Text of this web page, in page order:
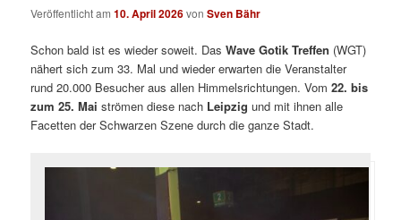
Veröffentlicht am10. April 2026vonSven Bähr
Schon bald ist es wieder soweit. DasWave Gotik Treffen (WGT)
nähert sich zum 33. Mal und wieder erwarten die Veranstalter
rund 20.000 Besucher aus allen Himmelsrichtungen. Vom22. bis
zum 25. Mai strömen diese nach Leipzig und mit ihnen alle
Facetten der Schwarzen Szene durch die ganze Stadt.